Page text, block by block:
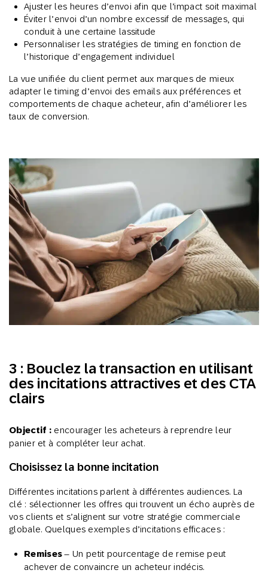
Ajuster les heures d’envoi afin que l’impact soit maximal
Éviter l’envoi d’un nombre excessif de messages, qui
conduit à une certaine lassitude
Personnaliser les stratégies de timing en fonction de
l’historique d’engagement individuel
La vue unifiée du client permet aux marques de mieux
adapter le timing d’envoi des emails aux préférences et
comportements de chaque acheteur, afin d’améliorer les
taux de conversion.
3 : Bouclez la transaction en utilisant
des incitations attractives et des CTA
clairs
Objectif : encourager les acheteurs à reprendre leur
panier et à compléter leur achat.
Choisissez la bonne incitation
Différentes incitations parlent à différentes audiences. La
clé : sélectionner les offres qui trouvent un écho auprès de
vos clients et s’alignent sur votre stratégie commerciale
globale. Quelques exemples d’incitations efficaces :
Remises– Un petit pourcentage de remise peut
achever de convaincre un acheteur indécis.